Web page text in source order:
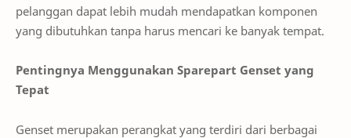
pelanggan dapat lebih mudah mendapatkan komponen
yang dibutuhkan tanpa harus mencari ke banyak tempat.
Pentingnya Menggunakan Sparepart Genset yang
Tepat
Genset merupakan perangkat yang terdiri dari berbagai